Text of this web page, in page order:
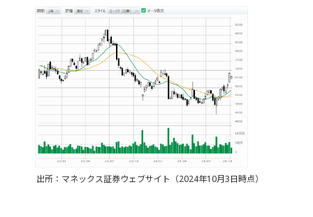
出所：マネックス証券ウェブサイト（2024年10月3日時点）